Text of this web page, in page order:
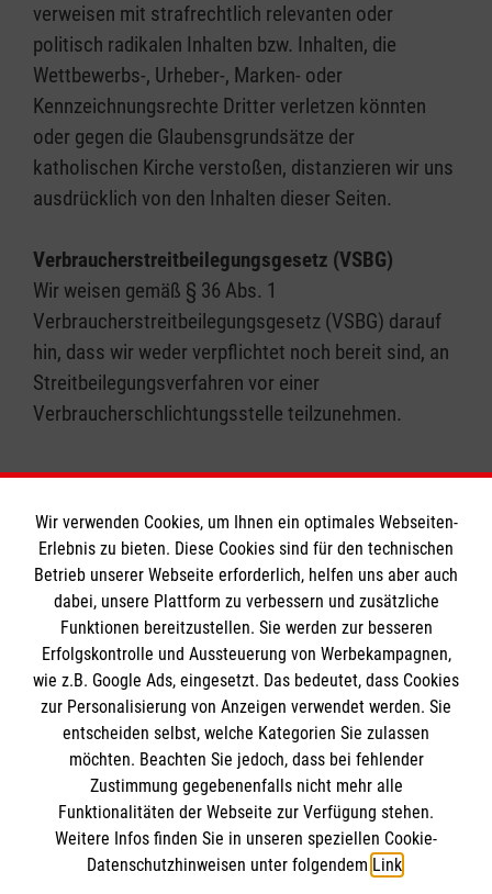
verweisen mit strafrechtlich relevanten oder
politisch radikalen Inhalten bzw. Inhalten, die
Wettbewerbs-, Urheber-, Marken- oder
Kennzeichnungsrechte Dritter verletzen könnten
oder gegen die Glaubensgrundsätze der
katholischen Kirche verstoßen, distanzieren wir uns
ausdrücklich von den Inhalten dieser Seiten.
Verbraucherstreitbeilegungsgesetz (VSBG)
Wir weisen gemäß § 36 Abs. 1
Verbraucherstreitbeilegungsgesetz (VSBG) darauf
hin, dass wir weder verpflichtet noch bereit sind, an
Streitbeilegungsverfahren vor einer
Verbraucherschlichtungsstelle teilzunehmen.
Informationen
Impressum
Datenschutz
Barrierefreiheit
Kontakt
Die Malteser
Malteser in Deutschland
Malteserorden
Sharepoint
Spendenkonto
Wir verwenden Cookies, um Ihnen ein optimales Webseiten-
Erlebnis zu bieten. Diese Cookies sind für den technischen
Betrieb unserer Webseite erforderlich, helfen uns aber auch
dabei, unsere Plattform zu verbessern und zusätzliche
Funktionen bereitzustellen. Sie werden zur besseren
Erfolgskontrolle und Aussteuerung von Werbekampagnen,
wie z.B. Google Ads, eingesetzt. Das bedeutet, dass Cookies
zur Personalisierung von Anzeigen verwendet werden. Sie
entscheiden selbst, welche Kategorien Sie zulassen
möchten. Beachten Sie jedoch, dass bei fehlender
Zustimmung gegebenenfalls nicht mehr alle
Funktionalitäten der Webseite zur Verfügung stehen.
Weitere Infos finden Sie in unseren speziellen Cookie-
Datenschutzhinweisen unter folgendem Link.